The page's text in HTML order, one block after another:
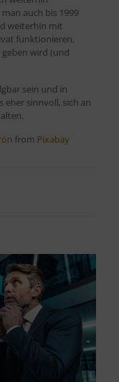
auch bis 1999
weiterhin mit
funktionieren,
wird (und
sein und in
eher sinnvoll, sich an
from Pixabay